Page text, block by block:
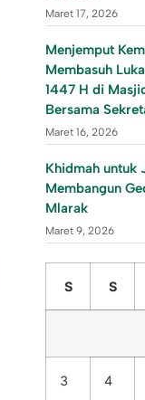
Maret 17, 2026
Menjemput
Membasuh
1447 H di
Bersama
Maret 16, 2026
Khidmah untuk
Membangun
Mlarak
Maret 9, 2026
S S
3 4